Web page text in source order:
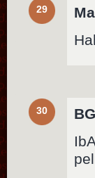
29
30